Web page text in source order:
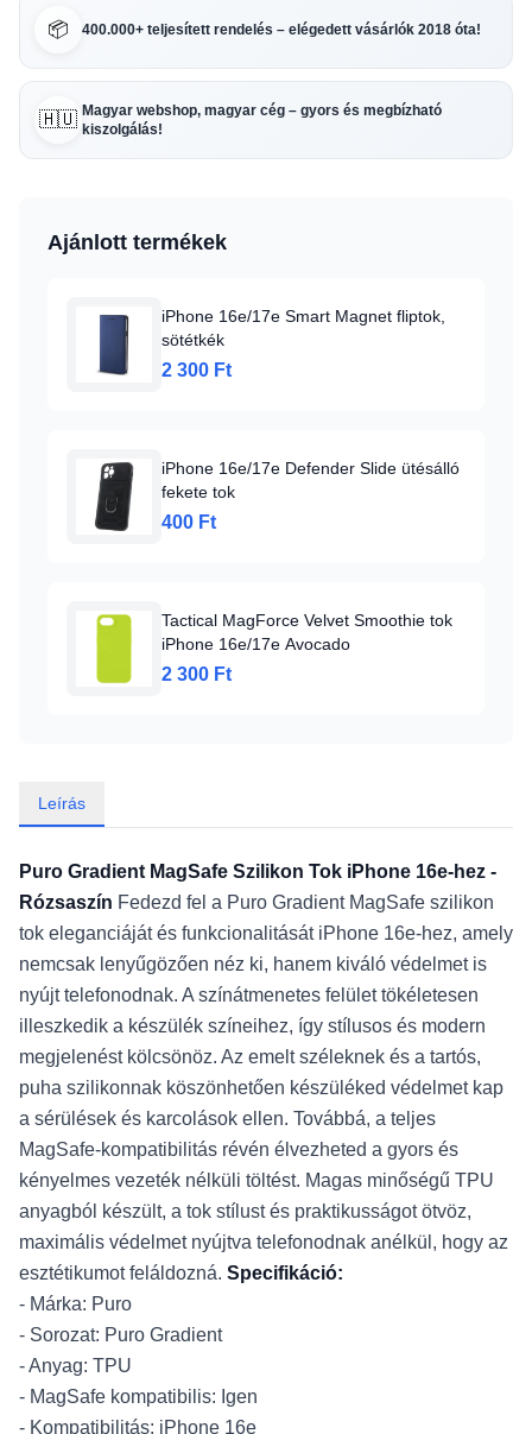
📦 400.000+ teljesített rendelés – elégedett vásárlók 2018 óta!
🇭🇺 Magyar webshop, magyar cég – gyors és megbízható
kiszolgálás!
Ajánlott termékek
iPhone 16e/17e Smart Magnet fliptok,
sötétkék
2 300 Ft
iPhone 16e/17e Defender Slide ütésálló
fekete tok
400 Ft
Tactical MagForce Velvet Smoothie tok
iPhone 16e/17e Avocado
2 300 Ft
Leírás
Puro Gradient MagSafe Szilikon Tok iPhone 16e-hez -
Rózsaszín Fedezd fel a Puro Gradient MagSafe szilikon
tok eleganciáját és funkcionalitását iPhone 16e-hez, amely
nemcsak lenyűgözően néz ki, hanem kiváló védelmet is
nyújt telefonodnak. A színátmenetes felület tökéletesen
illeszkedik a készülék színeihez, így stílusos és modern
megjelenést kölcsönöz. Az emelt széleknek és a tartós,
puha szilikonnak köszönhetően készüléked védelmet kap
a sérülések és karcolások ellen. Továbbá, a teljes
MagSafe-kompatibilitás révén élvezheted a gyors és
kényelmes vezeték nélküli töltést. Magas minőségű TPU
anyagból készült, a tok stílust és praktikusságot ötvöz,
maximális védelmet nyújtva telefonodnak anélkül, hogy az
esztétikumot feláldozná. Specifikáció:
- Márka: Puro
- Sorozat: Puro Gradient
- Anyag: TPU
- MagSafe kompatibilis: Igen
- Kompatibilitás: iPhone 16e